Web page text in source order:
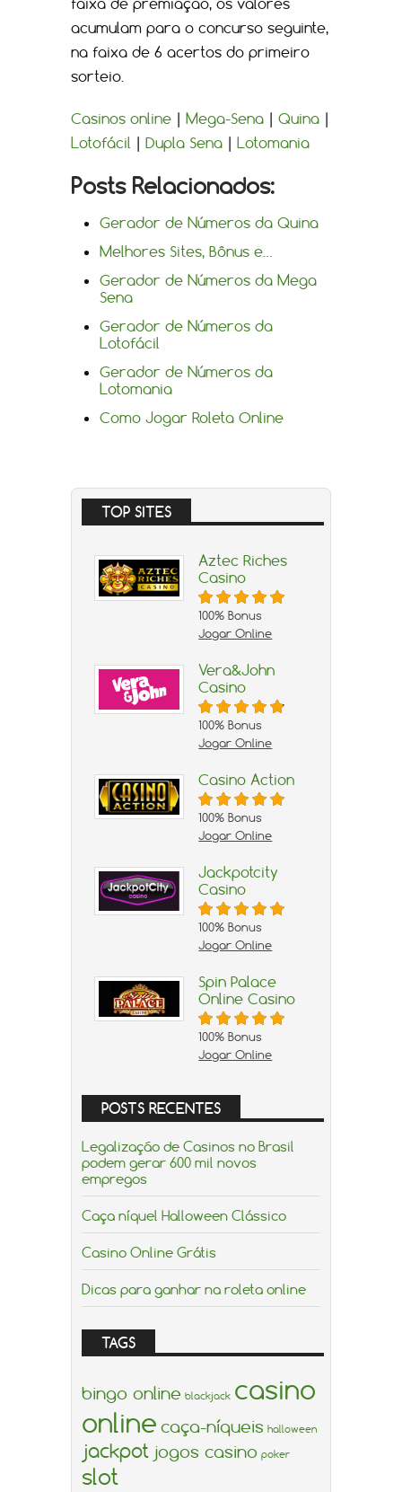
faixa de premiação, os valores
acumulam para o concurso seguinte,
na faixa de 6 acertos do primeiro
sorteio.
Casinos online | Mega-Sena | Quina |
Lotofácil | Dupla Sena | Lotomania
Posts Relacionados:
Gerador de Números da Quina
Melhores Sites, Bônus e…
Gerador de Números da Mega
Sena
Gerador de Números da
Lotofácil
Gerador de Números da
Lotomania
Como Jogar Roleta Online
TOP SITES
Aztec Riches
Casino
100% Bonus
Jogar Online
Vera&John
Casino
100% Bonus
Jogar Online
Casino Action
100% Bonus
Jogar Online
Jackpotcity
Casino
100% Bonus
Jogar Online
Spin Palace
Online Casino
100% Bonus
Jogar Online
POSTS RECENTES
Legalização de Casinos no Brasil
podem gerar 600 mil novos
empregos
Caça níquel Halloween Clássico
Casino Online Grátis
Dicas para ganhar na roleta online
TAGS
bingo online blackjack casino
online caça-níqueis halloween
jackpot jogos casino poker
slot